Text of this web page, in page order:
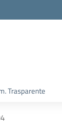
Trasparente